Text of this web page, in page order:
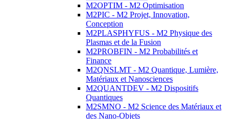
M2OPTIM - M2 Optimisation
M2PIC - M2 Projet, Innovation,
Conception
M2PLASPHYFUS - M2 Physique des
Plasmas et de la Fusion
M2PROBFIN - M2 Probabilités et
Finance
M2QNSLMT - M2 Quantique, Lumière,
Matériaux et Nanosciences
M2QUANTDEV - M2 Dispositifs
Quantiques
M2SMNO - M2 Science des Matériaux et
des Nano-Objets